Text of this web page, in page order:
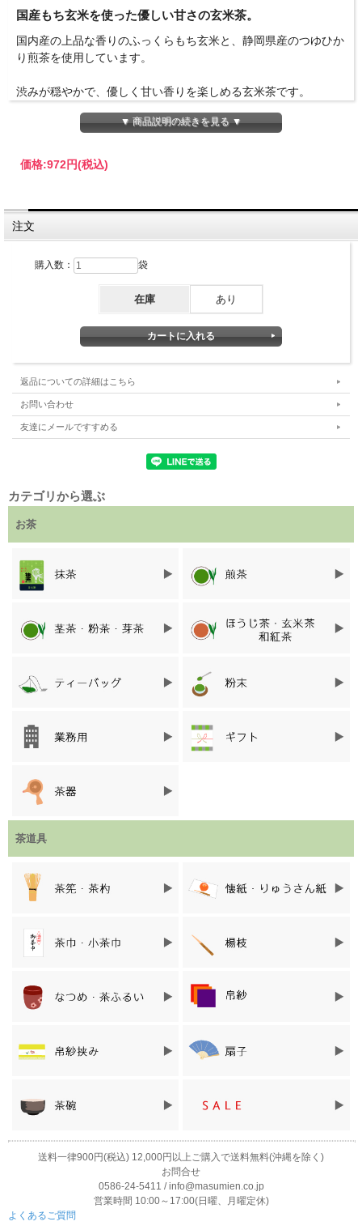
国産もち玄米を使った優しい甘さの玄米茶。
国内産の上品な香りのふっくらもち玄米と、静岡県産のつゆひか
り煎茶を使用しています。
渋みが穏やかで、優しく甘い香りを楽しめる玄米茶です。
原材料名
賞味期限
▼ 商品説明の続きを見る ▼
価格:972円(税込)
注文
購入数： 袋
在庫 あり
返品についての詳細はこちら
お問い合わせ
友達にメールですすめる
カテゴリから選ぶ
お茶
茶道具
送料一律900円(税込) 12,000円以上ご購入で送料無料(沖縄を除く)
お問合せ
0586-24-5411 / info@masumien.co.jp
営業時間 10:00～17:00(日曜、月曜定休)
よくあるご質問